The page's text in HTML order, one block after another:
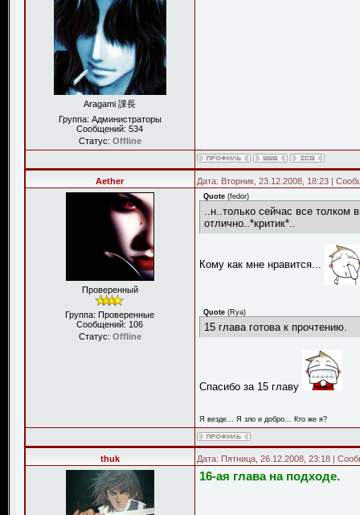
Aragami 課長
Группа: Администраторы
Сообщений:534
Статус: Offline
Aether Дата: Вторник, 23.12.2008, 18:23 |
Проверенный
Группа: Проверенные
Сообщений: 106
Статус: Offline
Quote (fedor)
..н..только сейчас все толком
отлично..*критик*..
Кому как мне нравится...
Quote (Rya)
15 глава готова к прочтению.
Спасибо за 15 главу
Я везде... Я зло и добро... Кто же я?
thuk Дата: Пятница, 26.12.2008, 23:18 |
16-ая глава на подходе.